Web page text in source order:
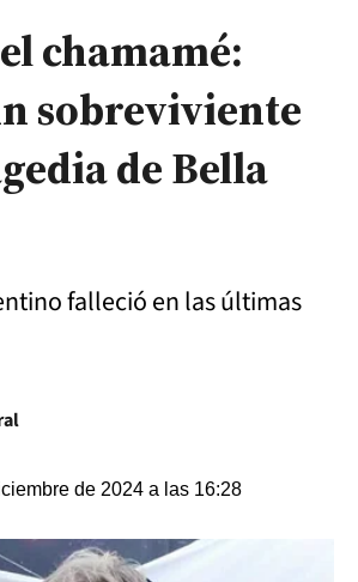
chamamé:
sobreviviente
de Bella
falleció en las últimas
de 2024 a las 16:28